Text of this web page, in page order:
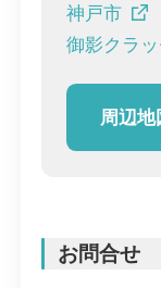
神戸市
御影クラッ
周辺地
お問合せ